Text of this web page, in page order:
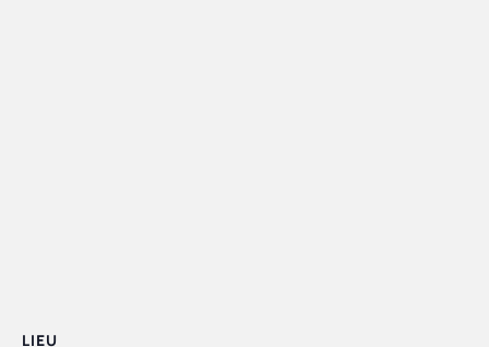
LIEU